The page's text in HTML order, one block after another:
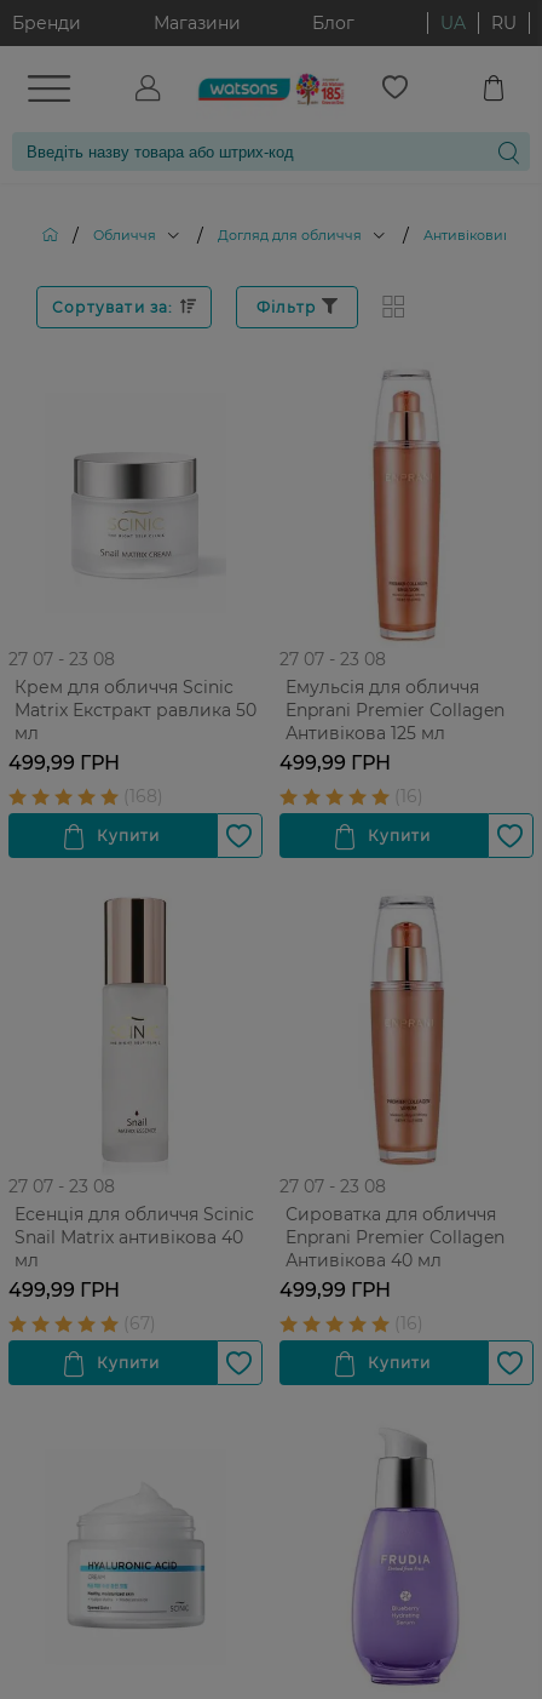
Бренди Магазини Блог UA RU
/ Обличчя / Догляд для обличчя / Антивіковий
Сортувати за: Фільтр
27 07 - 23 08
Крем для обличчя Scinic
Matrix Екстракт равлика 50
мл
499,99 ГРН
27 07 - 23 08
Емульсія для обличчя
Enprani Premier Collagen
Антивікова 125 мл
499,99 ГРН
27 07 - 23 08
Есенція для обличчя Scinic
Snail Matrix антивікова 40
мл
499,99 ГРН
27 07 - 23 08
Сироватка для обличчя
Enprani Premier Collagen
Антивікова 40 мл
499,99 ГРН